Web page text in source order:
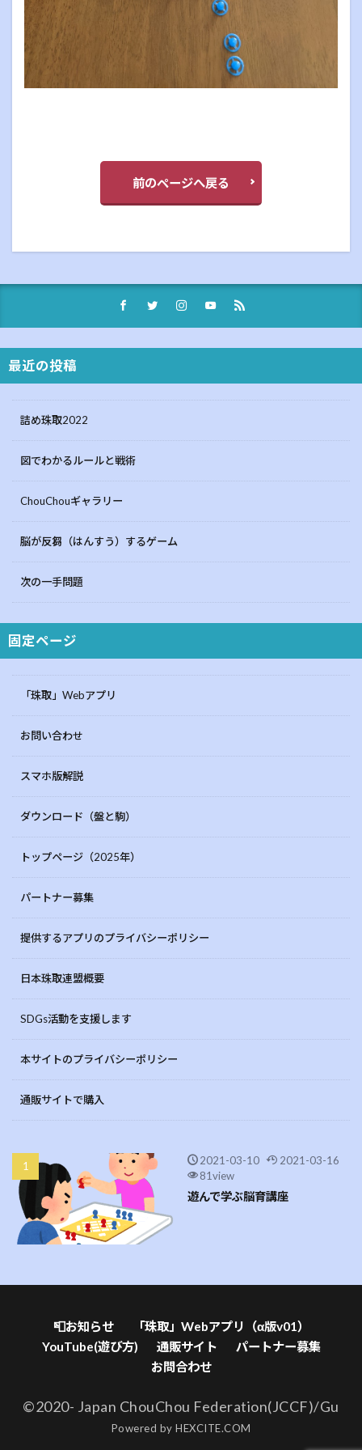
前のページへ戻る
最近の投稿
詰め珠取2022
図でわかるルールと戦術
ChouChouギャラリー
脳が反芻（はんすう）するゲーム
次の一手問題
固定ページ
「珠取」Webアプリ
お問い合わせ
スマホ版解説
ダウンロード（盤と駒）
トップページ（2025年）
パートナー募集
提供するアプリのプライバシーポリシー
日本珠取連盟概要
SDGs活動を支援します
本サイトのプライバシーポリシー
通販サイトで購入
2021-03-10
2021-03-16
81view
遊んで学ぶ脳育講座
📮お知らせ
「珠取」Webアプリ（α版v01）
YouTube(遊び方)
通販サイト
パートナー募集
お問合わせ
©2020- Japan ChouChou Federation(JCCF)/Gu
Powered by HEXCITE.COM